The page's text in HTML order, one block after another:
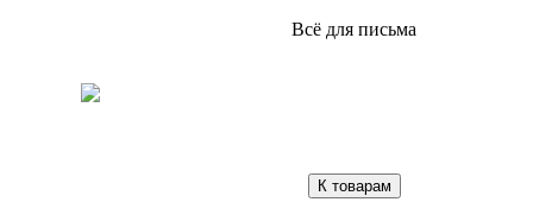
Всё для письма
К товарам